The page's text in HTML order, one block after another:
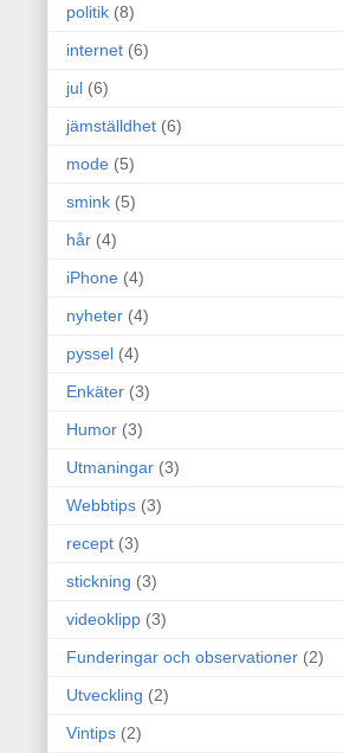
politik (8)
internet (6)
jul (6)
jämställdhet (6)
mode (5)
smink (5)
hår (4)
iPhone (4)
nyheter (4)
pyssel (4)
Enkäter (3)
Humor (3)
Utmaningar (3)
Webbtips (3)
recept (3)
stickning (3)
videoklipp (3)
Funderingar och observationer (2)
Utveckling (2)
Vintips (2)